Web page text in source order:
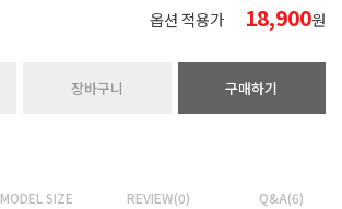
옵션 적용가 18,900원
장바구니 구매하기
MODEL SIZE REVIEW(0) Q&A(6)